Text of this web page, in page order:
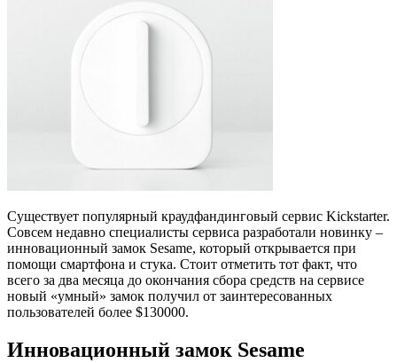
Существует популярный краудфандинговый сервис Kickstarter.
Совсем недавно специалисты сервиса разработали новинку –
инновационный замок Sesame, который открывается при
помощи смартфона и стука. Стоит отметить тот факт, что
всего за два месяца до окончания сбора средств на сервисе
новый «умный» замок получил от заинтересованных
пользователей более $130000.
Инновационный замок Sesame